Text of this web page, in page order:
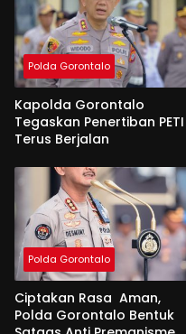
Polda Gorontalo
Kapolda Gorontalo
Tegaskan Penertiban PETI
Terus Berjalan
Polda Gorontalo
Ciptakan Rasa Aman,
Polda Gorontalo Bentuk